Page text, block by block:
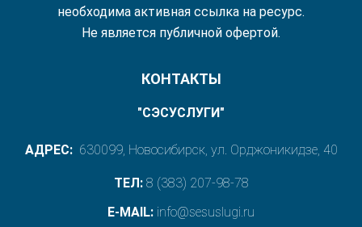
необходима активная ссылка на ресурс.
Не является публичной офертой.
КОНТАКТЫ
"СЭСУСЛУГИ"
АДРЕС: 630099, Новосибирск, ул. Орджоникидзе, 40
ТЕЛ: 8 (383) 207-98-78
E-MAIL: info@sesuslugi.ru